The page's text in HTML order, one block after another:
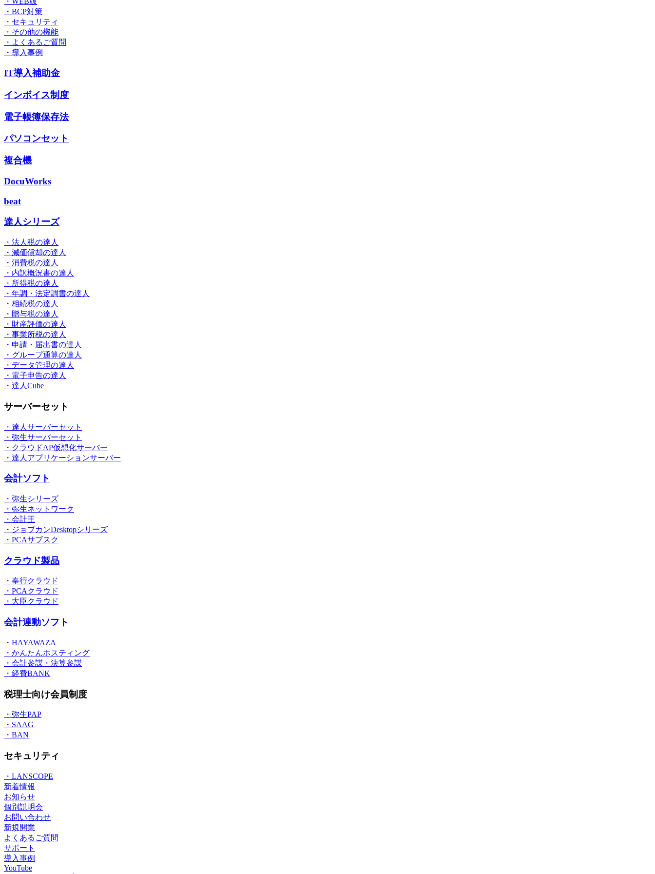
・BCP対策
・セキュリティ
・その他の機能
・よくあるご質問
・導入事例
IT導入補助金
インボイス制度
電子帳簿保存法
パソコンセット
複合機
DocuWorks
beat
達人シリーズ
・法人税の達人
・減価償却の達人
・消費税の達人
・内訳概況書の達人
・所得税の達人
・年調・法定調書の達人
・相続税の達人
・贈与税の達人
・財産評価の達人
・事業所税の達人
・申請・届出書の達人
・グループ通算の達人
・データ管理の達人
・電子申告の達人
・達人Cube
サーバーセット
・達人サーバーセット
・弥生サーバーセット
・クラウドAP仮想化サーバー
・達人アプリケーションサーバー
会計ソフト
・弥生シリーズ
・弥生ネットワーク
・会計王
・ジョブカンDesktopシリーズ
・PCAサブスク
クラウド製品
・奉行クラウド
・PCAクラウド
・大臣クラウド
会計連動ソフト
・HAYAWAZA
・かんたんホスティング
・会計参謀・決算参謀
・経費BANK
税理士向け会員制度
・弥生PAP
・SAAG
・BAN
セキュリティ
・LANSCOPE
新着情報
お知らせ
個別説明会
お問い合わせ
新規開業
よくあるご質問
サポート
導入事例
YouTube